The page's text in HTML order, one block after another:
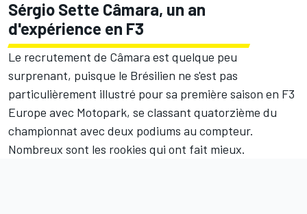
Sérgio Sette Câmara, un an
d'expérience en F3
Le recrutement de Câmara est quelque peu
surprenant, puisque le Brésilien ne s'est pas
particulièrement illustré pour sa première saison en F3
Europe avec Motopark, se classant quatorzième du
championnat avec deux podiums au compteur.
Nombreux sont les rookies qui ont fait mieux.